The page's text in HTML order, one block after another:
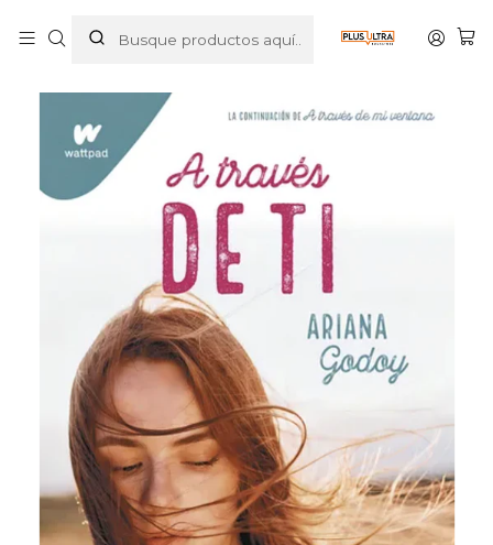
A TRAVES DE TI - MONTENA